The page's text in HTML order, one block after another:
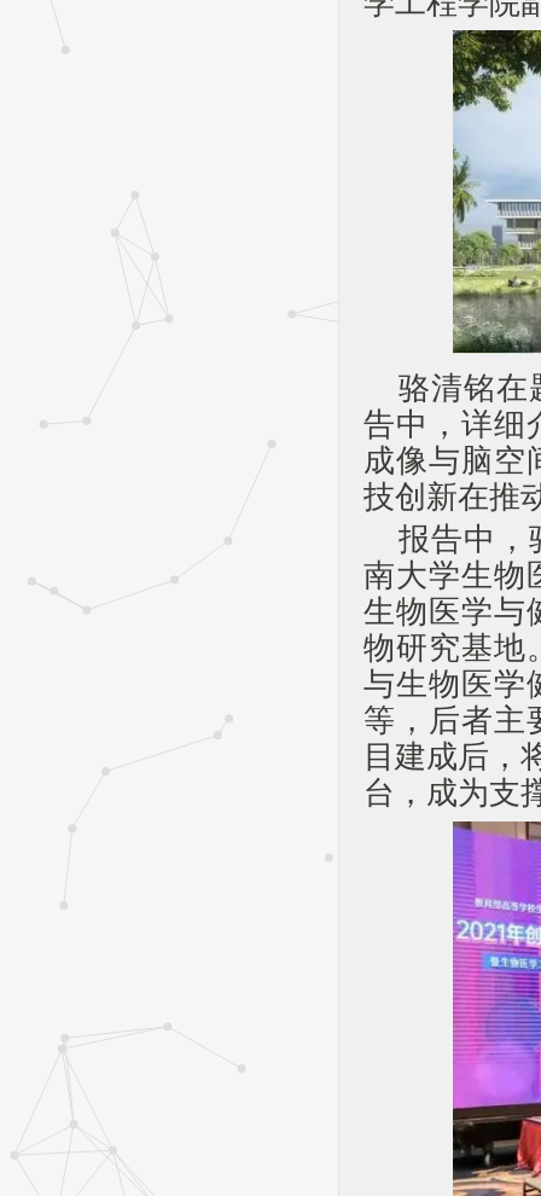
骆清铭在
告中，详细
成像与脑空
技创新在推
报告中，
南大学生物
生物医学与
物研究基地
与生物医学
等，后者主
目建成后，
台，成为支